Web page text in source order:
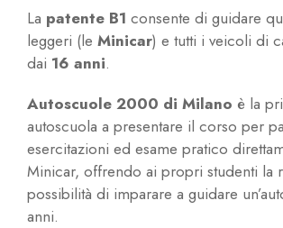
La patente B1 consente di guidare
leggeri (le Minicar) e tutti i veicoli di
dai 16 anni.
Autoscuole 2000 di Milano è la
autoscuola a presentare il corso per
esercitazioni ed esame pratico
Minicar, offrendo ai propri studenti la
possibilità di imparare a guidare
anni.